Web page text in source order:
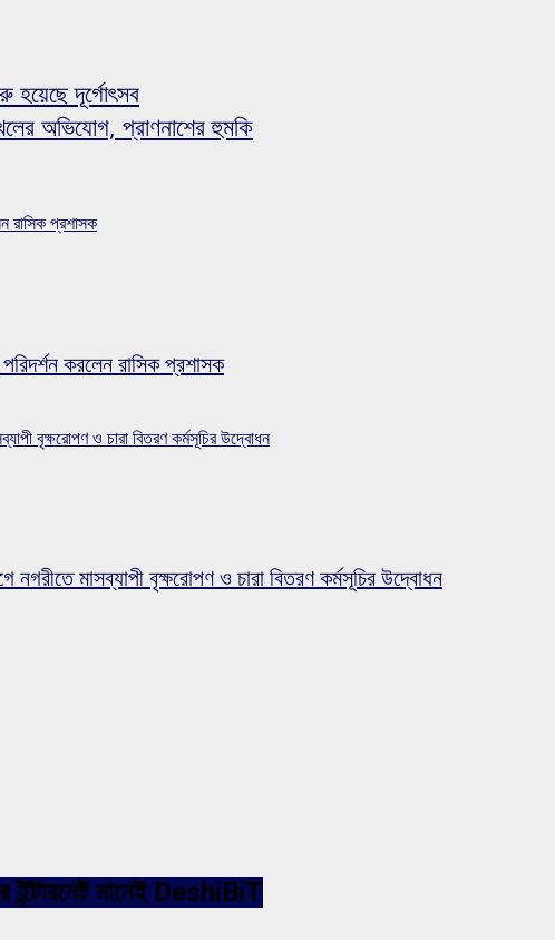
হয়েছে দূর্গোৎসব
অভিযোগ, প্রাণনাশের হুমকি
রাসিক প্রশাসক
করলেন রাসিক প্রশাসক
বৃক্ষরোপণ ও চারা বিতরণ কর্মসূচির উদ্বোধন
নগরীতে মাসব্যাপী বৃক্ষরোপণ ও চারা বিতরণ কর্মসূচির উদ্বোধন
ইন্টারনেট মানেই DeshiBiT